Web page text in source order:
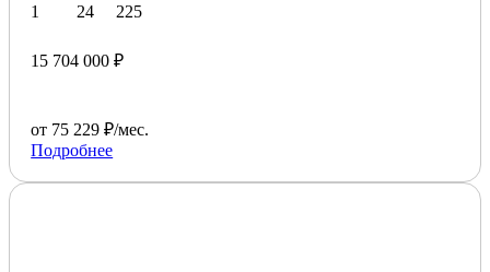
1
24
225
15 704 000 ₽
от 75 229 ₽/мес.
Подробнее